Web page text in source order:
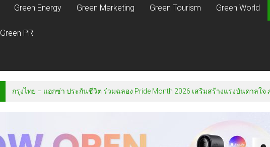
Green Energy Green Marketing Green Tourism Green World
Green PR
กรุงไทย – แอกซ่า ประกันชีวิต ร่วมฉลอง Pride Month 2026 เสริมสร้างแรงบันดาลใจ ภ